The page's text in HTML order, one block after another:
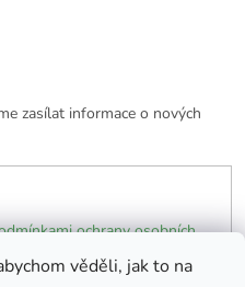
věděli, jak to na
zasílat informace o nových
ochrany osobních